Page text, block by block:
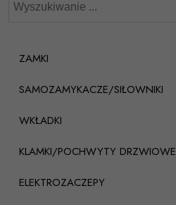
ZAMKI
SAMOZAMYKACZE/SIŁOWNIKI
WKŁADKI
KLAMKI/POCHWYTY DRZWIOWE
ELEKTROZACZEPY